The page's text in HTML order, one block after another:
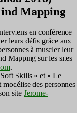
Mapping
en conférence
leurs défis grâce aux
à muscler leur
Mapping sur les sites
.
Soft Skills » et « Le
des personnes
site Jerome-